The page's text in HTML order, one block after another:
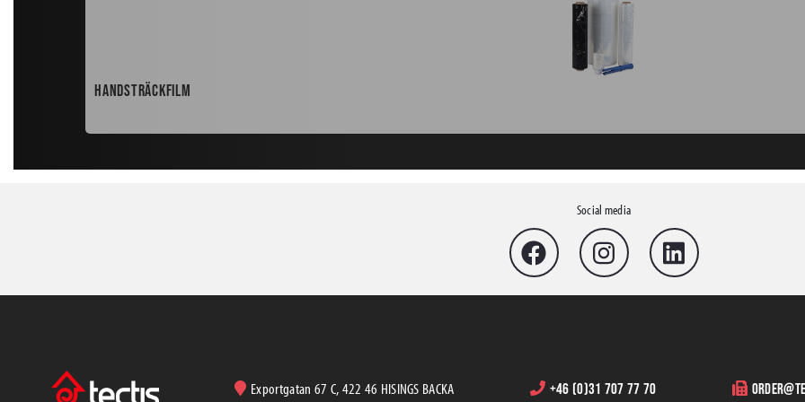
Handsträckfilm
Social media
Exportgatan 67 C, 422 46 HISINGS BACKA +46 (0)31 707 77 70